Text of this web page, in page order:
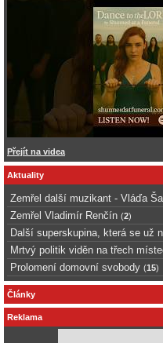
Přejít na videa
Aktuality
Zemřel další muzikant - Vláďa
Zemřel Vladimír Renčín (2)
Další superskupina, která se už
Mrtvý politik viděn na třech
Prolomení domovní svobody (15)
Články
Reklama